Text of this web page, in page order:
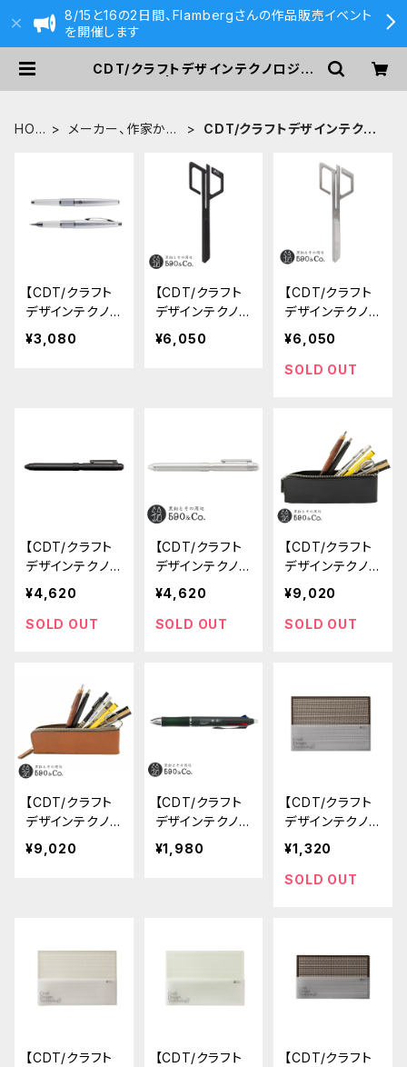
8/15と16の2日間、Flambergさんの作品販売イベント
を開催します
CDT/クラフトデザインテクノロジー
HOM
メーカー、作家から
CDT/クラフトデザインテクノ
【CDT/クラフト
デザインテクノ
ロジー】シャープ
ペンシル038W
¥3,080
【CDT/クラフト
デザインテクノ
ロジー】ハサミ
(黒)
¥6,050
【CDT/クラフト
デザインテクノ
ロジー】ハサミ
(シルバー)
¥6,050
SOLD OUT
【CDT/クラフト
デザインテクノ
ロジー】CDTシ
ャーボ (ブラッ
ク)
¥4,620
SOLD OUT
【CDT/クラフト
デザインテクノ
ロジー】Sharbo
/ CDTシャーボ
¥4,620
SOLD OUT
【CDT/クラフト
デザインテクノ
ロジー】ペンケ
ース (ブラック)
¥9,020
SOLD OUT
【CDT/クラフト
デザインテクノ
ロジー】ペンケ
ース (ブラウン)
¥9,020
【CDT/クラフト
デザインテクノ
ロジー】Frixtion
Ball/フリクショ
¥1,980
【CDT/クラフト
デザインテクノ
ロジー】デスクノ
ートL (鈍色/ダ
ークグレー)
¥1,320
SOLD OUT
【CDT/クラフト
【CDT/クラフト
【CDT/クラフト